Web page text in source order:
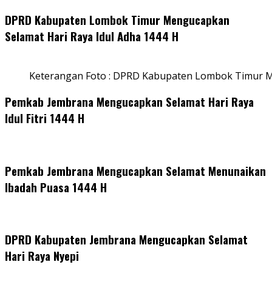
DPRD Kabupaten Lombok Timur Mengucapkan
Selamat Hari Raya Idul Adha 1444 H
Keterangan Foto : DPRD Kabupaten Lombok Timur
Pemkab Jembrana Mengucapkan Selamat Hari Raya
Idul Fitri 1444 H
Pemkab Jembrana Mengucapkan Selamat Menunaikan
Ibadah Puasa 1444 H
DPRD Kabupaten Jembrana Mengucapkan Selamat
Hari Raya Nyepi